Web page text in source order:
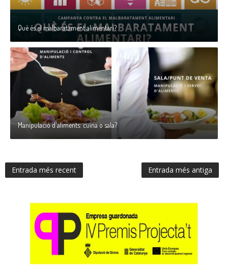
Què és el malbaratament alimentari?
Manipulació d'aliments: cuina o sala?
Entrada més recent Entrada més antiga